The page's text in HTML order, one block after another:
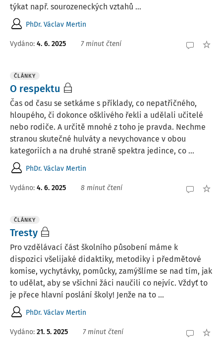
týkat např. sourozeneckých vztahů ...
PhDr. Václav Mertin
Vydáno: 4. 6. 2025 7 minut čtení
ČLÁNKY
O respektu
Čas od času se setkáme s příklady, co nepatřičného,
hloupého, či dokonce ošklivého řekli a udělali učitelé
nebo rodiče. A určitě mnohé z toho je pravda. Nechme
stranou skutečné hulváty a nevychovance v obou
kategoriích a na druhé straně spektra jedince, co ...
PhDr. Václav Mertin
Vydáno: 4. 6. 2025 8 minut čtení
ČLÁNKY
Tresty
Pro vzdělávací část školního působení máme k
dispozici všelijaké didaktiky, metodiky i předmětové
komise, vychytávky, pomůcky, zamýšlíme se nad tím, jak
to udělat, aby se všichni žáci naučili co nejvíc. Vždyť to
je přece hlavní poslání školy! Jenže na to ...
PhDr. Václav Mertin
Vydáno: 21. 5. 2025 7 minut čtení